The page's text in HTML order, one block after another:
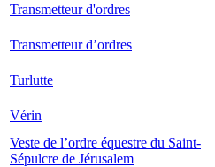
Transmetteur d'ordres
Transmetteur d’ordres
Turlutte
Vérin
Veste de l’ordre équestre du Saint-
Sépulcre de Jérusalem